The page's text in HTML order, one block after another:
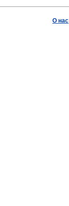
О нас